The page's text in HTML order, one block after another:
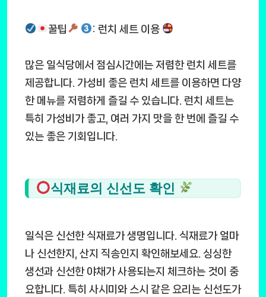
꿀팁 : 런치 세트 이용
많은 일식당에서 점심시간에는 저렴한 런치 세트를
제공합니다. 가성비 좋은 런치 세트를 이용하면 다양
한 메뉴를 저렴하게 즐길 수 있습니다. 런치 세트는
특히 가성비가 좋고, 여러 가지 맛을 한 번에 즐길 수
있는 좋은 기회입니다.
식재료의 신선도 확인
일식은 신선한 식재료가 생명입니다. 식재료가 얼마
나 신선한지, 산지 직송인지 확인해보세요. 싱싱한
생선과 신선한 야채가 사용되는지 체크하는 것이 중
요합니다. 특히 사시미와 스시 같은 요리는 신선도가